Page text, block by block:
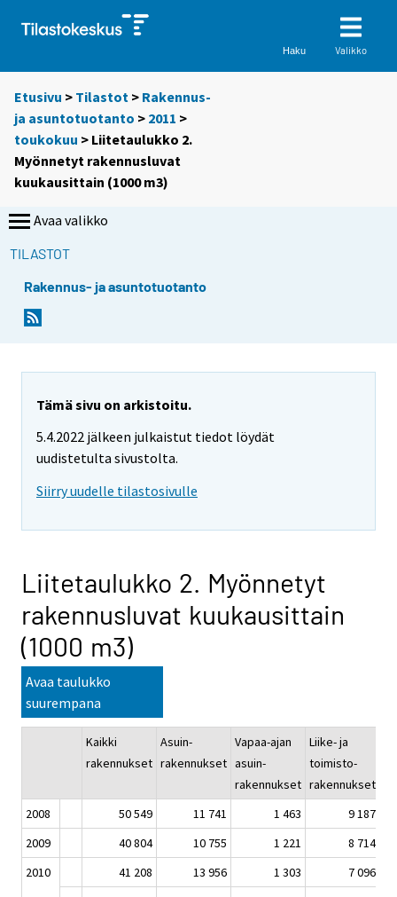
Haku Valikko
Etusivu > Tilastot > Rakennus-
ja asuntotuotanto > 2011 >
toukokuu > Liitetaulukko 2.
Myönnetyt rakennusluvat
kuukausittain (1000 m3)
Avaa valikko
TILASTOT
Rakennus- ja asuntotuotanto
Tämä sivu on arkistoitu.
5.4.2022 jälkeen julkaistut tiedot löydät
uudistetulta sivustolta.
Siirry uudelle tilastosivulle
Liitetaulukko 2. Myönnetyt
rakennusluvat kuukausittain
(1000 m3)
Avaa taulukko
suurempana
Kaikki
rakennukset
Asuin-
rakennukset
Vapaa-ajan
asuin-
rakennukset
Liike- ja
toimisto-
rakennukset
2008
50 549 11 741 1 463
9 187
2009
40 804 10 755 1 221
8 714
2010
41 208 13 956 1 303
7 096